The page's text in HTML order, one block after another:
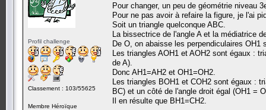
Profil challenge
Classement : 103/55625
Membre Héroïque
Pour changer, un peu de géométrie niveau
Pour ne pas avoir à refaire la figure, je l'ai
Soit un triangle quelconque ABC.
La bissectrice de l'angle A et la médiatrice
De O, on abaisse les perpendiculaires OH1
Les triangles AOH1 et AOH2 sont égaux :
de A).
Donc AH1=AH2 et OH1=OH2.
Les triangles BOH1 et COH2 sont égaux :
BC) et un côté de l'angle droit égal (OH1 =
Il en résulte que BH1=CH2.